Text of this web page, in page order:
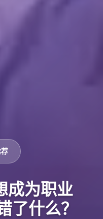
成为职业
了什么？